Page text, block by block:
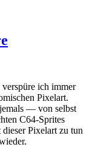
ich immer
Pixelart.
— von selbst
C64-Sprites
Pixelart zu tun